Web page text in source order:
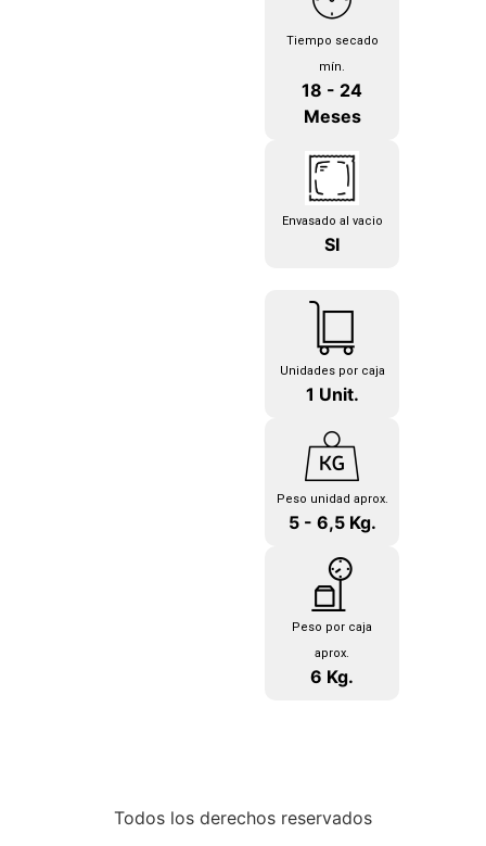
Tiempo secado
mín.
18 - 24
Meses
Envasado al vacio
SI
Unidades por caja
1 Unit.
Peso unidad aprox.
5 - 6,5 Kg.
Peso por caja
aprox.
6 Kg.
Todos los derechos reservados